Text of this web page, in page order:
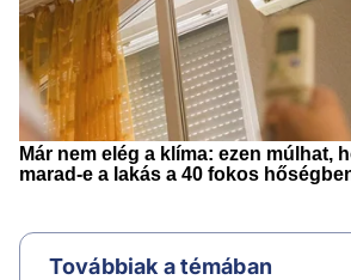
Továbbiak a témában